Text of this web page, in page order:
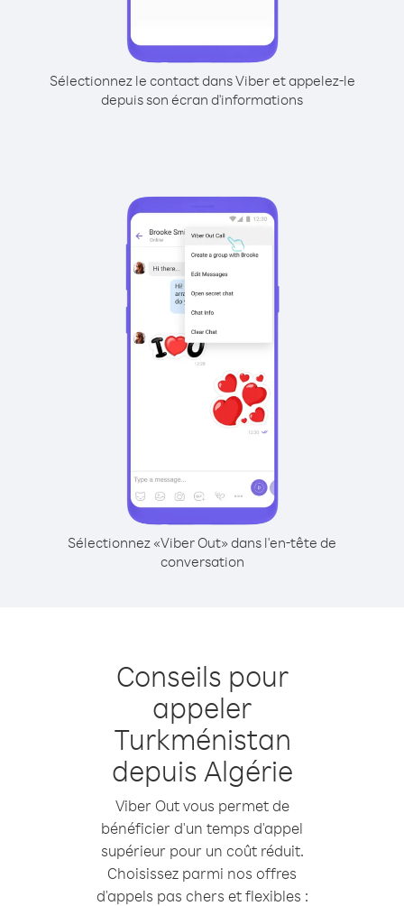
Sélectionnez le contact dans Viber et appelez-le
depuis son écran d'informations
Sélectionnez «Viber Out» dans l'en-tête de
conversation
Conseils pour
appeler
Turkménistan
depuis Algérie
Viber Out vous permet de
bénéficier d'un temps d'appel
supérieur pour un coût réduit.
Choisissez parmi nos offres
d'appels pas chers et flexibles :